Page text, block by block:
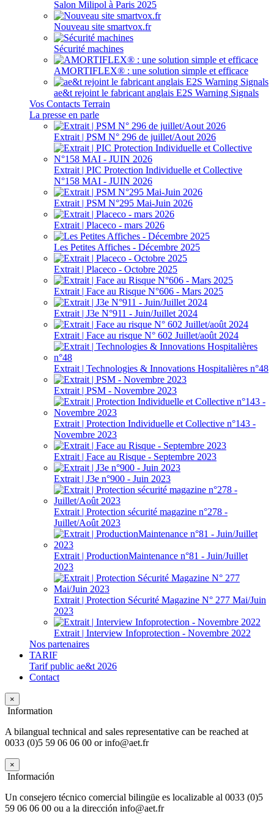
Salon Milipol à Paris 2025
Nouveau site smartvox.fr
Sécurité machines
AMORTIFLEX® : une solution simple et efficace
ae&t rejoint le fabricant anglais E2S Warning Signals
Vos Contacts Terrain
La presse en parle
Extrait | PSM N° 296 de juillet/Aout 2026
Extrait | PIC Protection Individuelle et Collective
N°158 MAI - JUIN 2026
Extrait | PSM N°295 Mai-Juin 2026
Extrait | Placeco - mars 2026
Les Petites Affiches - Décembre 2025
Extrait | Placeco - Octobre 2025
Extrait | Face au Risque N°606 - Mars 2025
Extrait | J3e N°911 - Juin/Juillet 2024
Extrait | Face au risque N° 602 Juillet/août 2024
Extrait | Technologies & Innovations Hospitalières n°48
Extrait | PSM - Novembre 2023
Extrait | Protection Individuelle et Collective n°143 -
Novembre 2023
Extrait | Face au Risque - Septembre 2023
Extrait | J3e n°900 - Juin 2023
Extrait | Protection sécurité magazine n°278 -
Juillet/Août 2023
Extrait | ProductionMaintenance n°81 - Juin/Juillet
2023
Extrait | Protection Sécurité Magazine N° 277 Mai/Juin
2023
Extrait | Interview Infoprotection - Novembre 2022
Nos partenaires
TARIF
Tarif public ae&t 2026
Contact
×
Information
A bilangual technical and sales representative can be reached at
0033 (0)5 59 06 06 00 or info@aet.fr
×
Información
Un consejero técnico comercial bilingüe es localizable al 0033 (0)5
59 06 06 00 ou a la dirección info@aet.fr